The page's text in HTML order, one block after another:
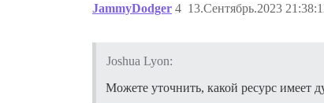
JammyDodger 13.Сентябрь.2023
4
Joshua Lyon:
Можете уточнить, какой ресурс имеет